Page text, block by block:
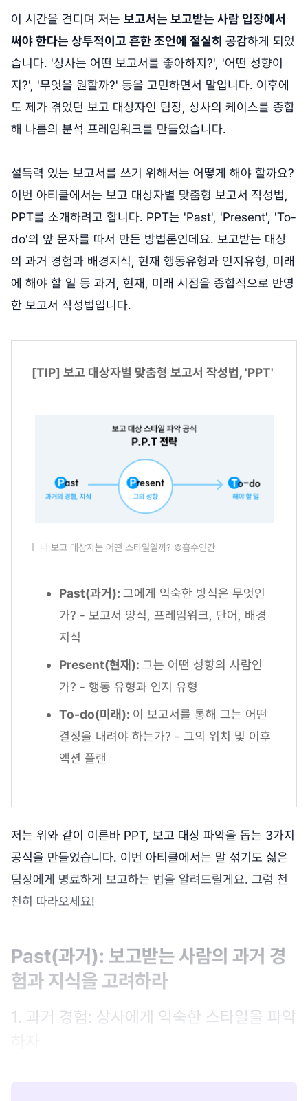
이 시간을 견디며 저는 보고서는 보고받는 사람 입장에서
써야 한다는 상투적이고 흔한 조언에 절실히 공감하게 되었
습니다. '상사는 어떤 보고서를 좋아하지?', '어떤 성향이
지?', '무엇을 원할까?' 등을 고민하면서 말입니다. 이후에
도 제가 겪었던 보고 대상자인 팀장, 상사의 케이스를 종합
해 나름의 분석 프레임워크를 만들었습니다.
설득력 있는 보고서를 쓰기 위해서는 어떻게 해야 할까요?
이번 아티클에서는 보고 대상자별 맞춤형 보고서 작성법,
PPT를 소개하려고 합니다. PPT는 'Past', 'Present', 'To-
do'의 앞 문자를 따서 만든 방법론인데요. 보고받는 대상
의 과거 경험과 배경지식, 현재 행동유형과 인지유형, 미래
에 해야 할 일 등 과거, 현재, 미래 시점을 종합적으로 반영
한 보고서 작성법입니다.
[TIP] 보고 대상자별 맞춤형 보고서 작성법, 'PPT'
내 보고 대상자는 어떤 스타일일까? ©흡수인간
Past(과거): 그에게 익숙한 방식은 무엇인
가? - 보고서 양식, 프레임워크, 단어, 배경
지식
Present(현재): 그는 어떤 성향의 사람인
가? - 행동 유형과 인지 유형
To-do(미래): 이 보고서를 통해 그는 어떤
결정을 내려야 하는가? - 그의 위치 및 이후
액션 플랜
저는 위와 같이 이른바 PPT, 보고 대상 파악을 돕는 3가지
공식을 만들었습니다. 이번 아티클에서는 말 섞기도 싫은
팀장에게 명료하게 보고하는 법을 알려드릴게요. 그럼 천
천히 따라오세요!
Past(과거): 보고받는 사람의 과거 경
험과 지식을 고려하라
1. 과거 경험: 상사에게 익숙한 스타일을 파악